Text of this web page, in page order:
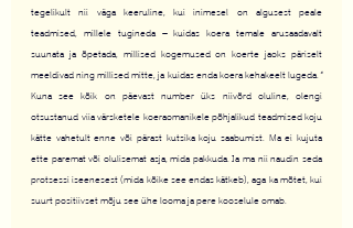
tegelikult nii väga keeruline, kui inimesel on algusest peale
teadmised, millele tugineda – kuidas koera temale arusaadavalt
suunata ja õpetada, millised kogemused on koerte jaoks päriselt
meeldivad ning millised mitte, ja kuidas enda koera kehakeelt lugeda.*
Kuna see kõik on päevast number üks niivõrd oluline, olengi
otsustanud viia värsketele koeraomanikele põhjalikud teadmised koju
kätte vahetult enne või pärast kutsika koju saabumist. Ma ei kujuta
ette paremat või olulisemat asja, mida pakkuda. Ja ma nii naudin seda
protsessi iseenesest (mida kõike see endas kätkeb), aga ka mõtet, kui
suurt positiivset mõju see ühe looma ja pere kooselule omab.